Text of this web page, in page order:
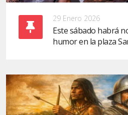
29 Enero 2026
Este sábado habrá
humor en la plaza